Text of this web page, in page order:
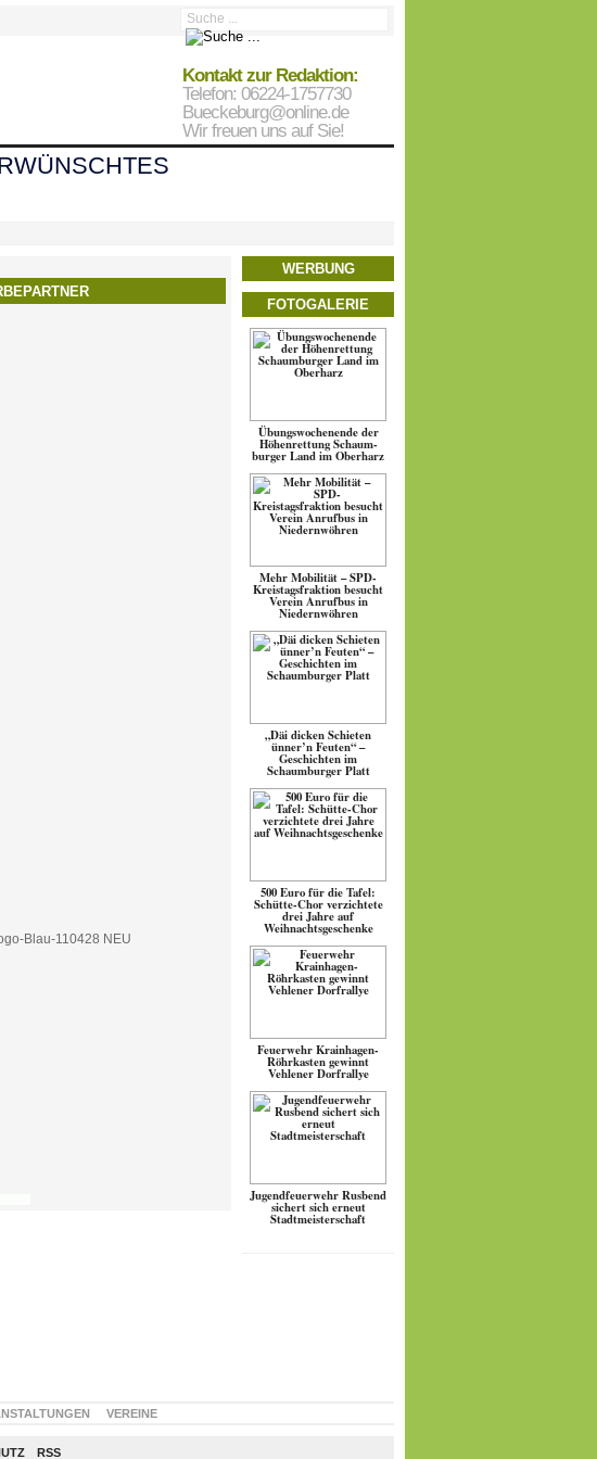
Kontakt zur Redaktion:
Telefon: 06224-1757730
Bueckeburg@online.de
Wir freuen uns auf Sie!
WERBUNG
FOTOGALERIE
Übungs­wo­chen­ende der
Höhen­ret­tung Schaum­
burger Land im Oberharz
Mehr Mobilität – SPD-
Kreistagsfraktion besucht
Verein Anrufbus in
Niedernwöhren
„Däi dicken Schieten
ünner’n Feuten“ –
Geschichten im
Schaumburger Platt
500 Euro für die Tafel:
Schütte-Chor verzichtete
drei Jahre auf
Weihnachtsgeschenke
Feuerwehr Krainhagen-
Röhrkasten gewinnt
Vehlener Dorfrallye
Jugendfeuerwehr Rusbend
sichert sich erneut
Stadtmeisterschaft
VEREINE
RSS